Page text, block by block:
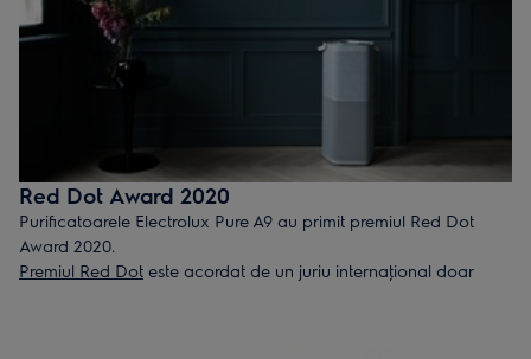
Red Dot Award 2020
Purificatoarele Electrolux Pure A9 au primit premiul Red Dot
Award 2020.
Premiul Red Dot este acordat de un juriu internaţional doar